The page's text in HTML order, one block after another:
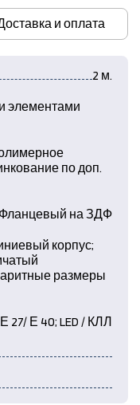
и оплата
2 м.
элементами
по доп.
Фланцевый на ЗДФ
корпус;
размеры
Е 27/ Е 40; LED / КЛЛ